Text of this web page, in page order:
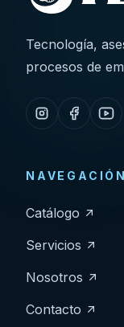
Tecnología,
procesos de
NAVEGACIÓN
Catálogo
Servicios
Nosotros
Contacto